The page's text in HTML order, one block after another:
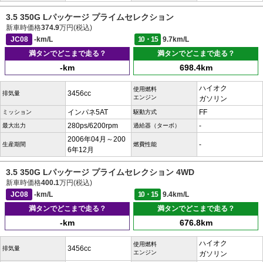
3.5 350G Lパッケージ プライムセレクション
新車時価格374.9万円(税込)
JC08
-km/L 10・15
9.7km/L
満タンでどこまで走る？
-km
満タンでどこまで走る？
698.4km
排気量 3456cc
使用燃料
エンジン
ハイオク
ガソリン
ミッション インパネ5AT 駆動方式 FF
最大出力 280ps/6200rpm 過給器（ターボ） -
生産期間
2006年04月～200
6年12月
燃費性能 -
3.5 350G Lパッケージ プライムセレクション 4WD
新車時価格400.1万円(税込)
JC08
-km/L 10・15
9.4km/L
満タンでどこまで走る？
-km
満タンでどこまで走る？
676.8km
排気量 3456cc
使用燃料
エンジン
ハイオク
ガソリン